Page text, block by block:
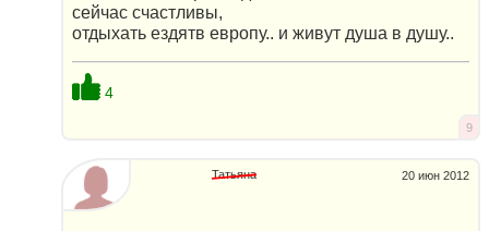
сейчас счастливы,
отдыхать ездятв европу.. и живут душа в душу..
4
9
20 июн 2012
Татьяна